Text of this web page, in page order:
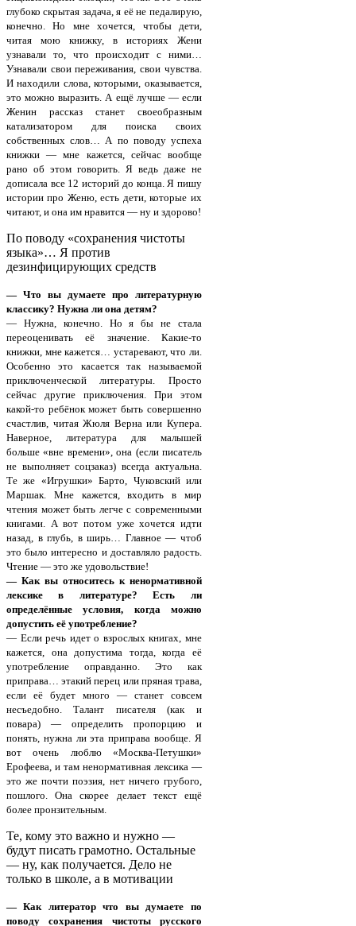
глубоко скрытая задача, я её не педалирую,
конечно. Но мне хочется, чтобы дети,
читая мою книжку, в историях Жени
узнавали то, что происходит с ними…
Узнавали свои переживания, свои чувства.
И находили слова, которыми, оказывается,
это можно выразить. А ещё лучше — если
Женин рассказ станет своеобразным
катализатором для поиска своих
собственных слов… А по поводу успеха
книжки — мне кажется, сейчас вообще
рано об этом говорить. Я ведь даже не
дописала все 12 историй до конца. Я пишу
истории про Женю, есть дети, которые их
читают, и она им нравится — ну и здорово!
По поводу «сохранения чистоты
языка»… Я против
дезинфицирующих средств
— Что вы думаете про литературную
классику? Нужна ли она детям?
— Нужна, конечно. Но я бы не стала
переоценивать её значение. Какие-то
книжки, мне кажется… устаревают, что ли.
Особенно это касается так называемой
приключенческой литературы. Просто
сейчас другие приключения. При этом
какой-то ребёнок может быть совершенно
счастлив, читая Жюля Верна или Купера.
Наверное, литература для малышей
больше «вне времени», она (если писатель
не выполняет соцзаказ) всегда актуальна.
Те же «Игрушки» Барто, Чуковский или
Маршак. Мне кажется, входить в мир
чтения может быть легче с современными
книгами. А вот потом уже хочется идти
назад, в глубь, в ширь… Главное — чтоб
это было интересно и доставляло радость.
Чтение — это же удовольствие!
— Как вы относитесь к ненормативной
лексике в литературе? Есть ли
определённые условия, когда можно
допустить её употребление?
— Если речь идет о взрослых книгах, мне
кажется, она допустима тогда, когда её
употребление оправданно. Это как
приправа… этакий перец или пряная трава,
если её будет много — станет совсем
несъедобно. Талант писателя (как и
повара) — определить пропорцию и
понять, нужна ли эта приправа вообще. Я
вот очень люблю «Москва-Петушки»
Ерофеева, и там ненормативная лексика —
это же почти поэзия, нет ничего грубого,
пошлого. Она скорее делает текст ещё
более пронзительным.
Те, кому это важно и нужно —
будут писать грамотно. Остальные
— ну, как получается. Дело не
только в школе, а в мотивации
— Как литератор что вы думаете по
поводу сохранения чистоты русского